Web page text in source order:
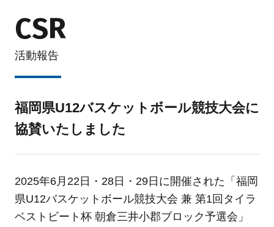
CSR
活動報告
福岡県U12バスケットボール競技大会に
協賛いたしました
2025年6月22日・28日・29日に開催された「福岡
県U12バスケットボール競技大会 兼 第1回タイラ
ベストビート杯 朝倉三井小郡ブロック予選会」